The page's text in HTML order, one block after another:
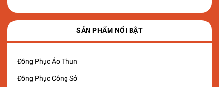
SẢN PHẨM NỔI BẬT
Đồng Phục Áo Thun
Đồng Phục Công Sở